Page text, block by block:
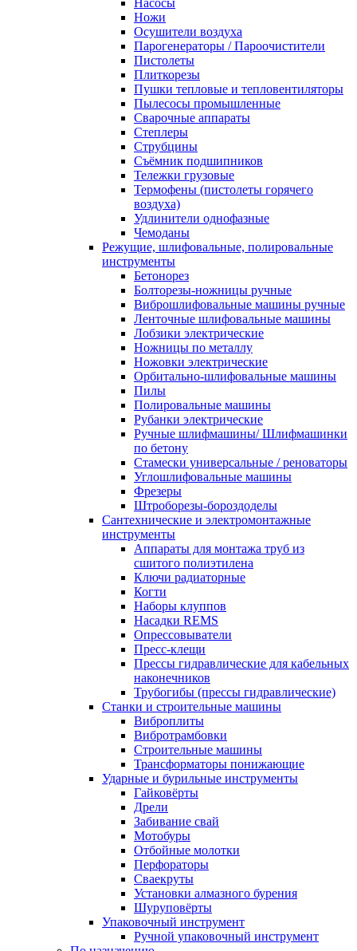
Насосы
Ножи
Осушители воздуха
Парогенераторы / Пароочистители
Пистолеты
Плиткорезы
Пушки тепловые и тепловентиляторы
Пылесосы промышленные
Сварочные аппараты
Степлеры
Струбцины
Съёмник подшипников
Тележки грузовые
Термофены (пистолеты горячего
воздуха)
Удлинители однофазные
Чемоданы
Режущие, шлифовальные, полировальные
инструменты
Бетонорез
Болторезы-ножницы ручные
Виброшлифовальные машины ручные
Ленточные шлифовальные машины
Лобзики электрические
Ножницы по металлу
Ножовки электрические
Орбитально-шлифовальные машины
Пилы
Полировальные машины
Рубанки электрические
Ручные шлифмашины/ Шлифмашинки
по бетону
Стамески универсальные / реноваторы
Углошлифовальные машины
Фрезеры
Штроборезы-бороздоделы
Сантехнические и электромонтажные
инструменты
Аппараты для монтажа труб из
сшитого полиэтилена
Ключи радиаторные
Когти
Наборы клуппов
Насадки REMS
Опрессовыватели
Пресс-клещи
Прессы гидравлические для кабельных
наконечников
Трубогибы (прессы гидравлические)
Станки и строительные машины
Виброплиты
Вибротрамбовки
Строительные машины
Трансформаторы понижающие
Ударные и бурильные инструменты
Гайковёрты
Дрели
Забивание свай
Мотобуры
Отбойные молотки
Перфораторы
Сваекруты
Установки алмазного бурения
Шуруповёрты
Упаковочный инструмент
Ручной упаковочный инструмент